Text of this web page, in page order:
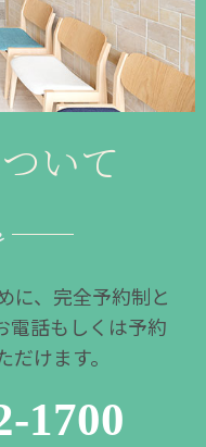
いて
に、完全予約制と
電話もしくは予約
けます。
1700